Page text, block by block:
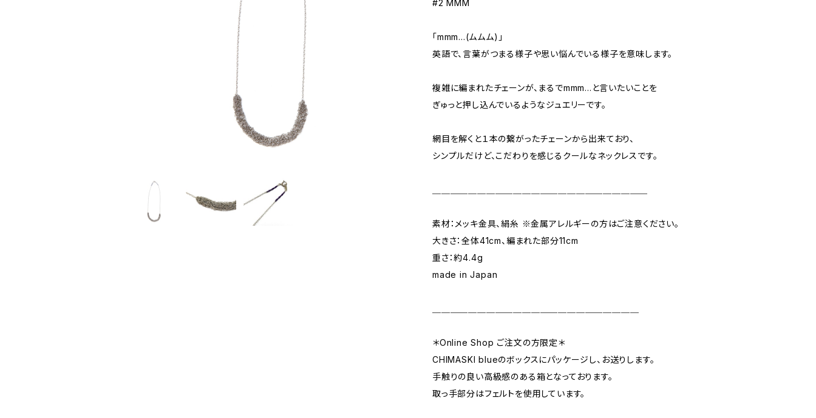
#2 MMM
「mmm...(ムムム)」
英語で、言葉がつまる様子や思い悩んでいる様子を意味します。
複雑に編まれたチェーンが、まるでmmm...と言いたいことを
ぎゅっと押し込んでいるようなジュエリーです。
網目を解くと１本の繋がったチェーンから出来ており、
シンプルだけど、こだわりを感じるクールなネックレスです。
素材：メッキ金具、絹糸 ※金属アレルギーの方はご注意ください。
大きさ：全体41cm、編まれた部分11cm
重さ：約4.4g
made in Japan
＊Online Shop ご注文の方限定＊
CHIMASKI blueのボックスにパッケージし、お送りします。
手触りの良い高級感のある箱となっております。
取っ手部分はフェルトを使用しています。